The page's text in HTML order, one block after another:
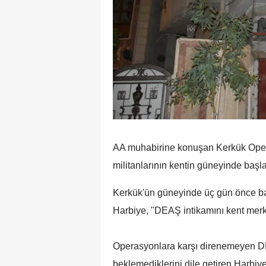
AA muhabirine konuşan Kerkük
militanlarının kentin güneyinde
Kerkük'ün güneyinde üç gün önce
Harbiye, ''DEAŞ intikamını kent
Operasyonlara karşı direnemeyen
beklemediklerini dile getiren